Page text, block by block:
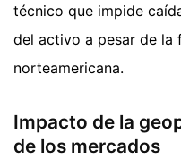
técnico que impide
del activo a pesar de la
norteamericana.
Impacto de la
de los mercados